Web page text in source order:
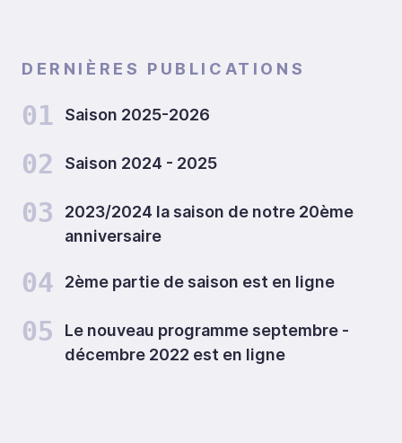
DERNIÈRES PUBLICATIONS
01 Saison 2025-2026
02 Saison 2024 - 2025
03
2023/2024 la saison de notre 20ème
anniversaire
04 2ème partie de saison est en ligne
05
Le nouveau programme septembre -
décembre 2022 est en ligne